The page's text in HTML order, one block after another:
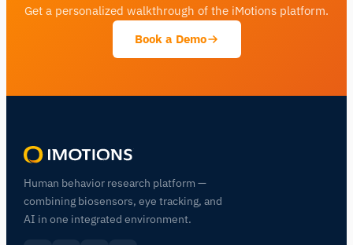
Get a personalized walkthrough of the iMotions platform.
Book a Demo
Human behavior research platform —
combining biosensors, eye tracking, and
AI in one integrated environment.